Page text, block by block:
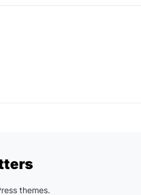
themes.